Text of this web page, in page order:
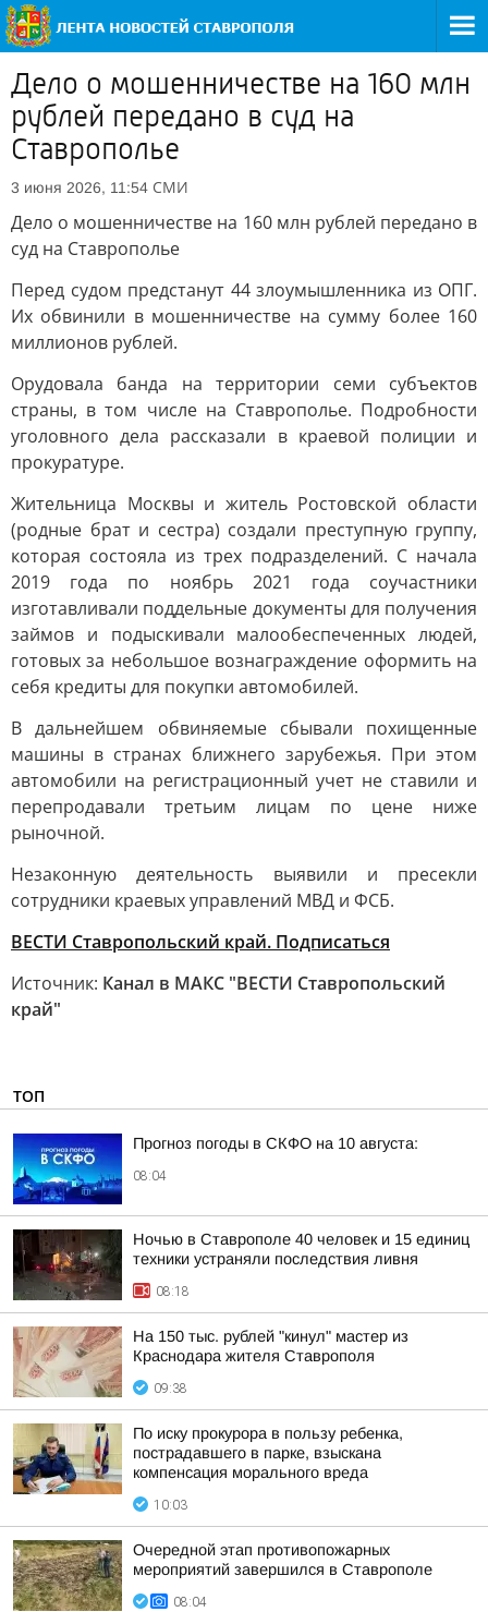
Дело о мошенничестве на 160 млн
рублей передано в суд на
Ставрополье
3 июня 2026, 11:54 СМИ
Дело о мошенничестве на 160 млн рублей передано в
суд на Ставрополье
Перед судом предстанут 44 злоумышленника из ОПГ.
Их обвинили в мошенничестве на сумму более 160
миллионов рублей.
Орудовала банда на территории семи субъектов
страны, в том числе на Ставрополье. Подробности
уголовного дела рассказали в краевой полиции и
прокуратуре.
Жительница Москвы и житель Ростовской области
(родные брат и сестра) создали преступную группу,
которая состояла из трех подразделений. С начала
2019 года по ноябрь 2021 года соучастники
изготавливали поддельные документы для получения
займов и подыскивали малообеспеченных людей,
готовых за небольшое вознаграждение оформить на
себя кредиты для покупки автомобилей.
В дальнейшем обвиняемые сбывали похищенные
машины в странах ближнего зарубежья. При этом
автомобили на регистрационный учет не ставили и
перепродавали третьим лицам по цене ниже
рыночной.
Незаконную деятельность выявили и пресекли
сотрудники краевых управлений МВД и ФСБ.
ВЕСТИ Ставропольский край. Подписаться
Источник: Канал в МАКС "ВЕСТИ Ставропольский
край"
ТОП
Прогноз погоды в СКФО на 10 августа:
08:04
Ночью в Ставрополе 40 человек и 15 единиц
техники устраняли последствия ливня
08:18
На 150 тыс. рублей "кинул" мастер из
Краснодара жителя Ставрополя
09:38
По иску прокурора в пользу ребенка,
пострадавшего в парке, взыскана
компенсация морального вреда
10:03
Очередной этап противопожарных
мероприятий завершился в Ставрополе
08:04